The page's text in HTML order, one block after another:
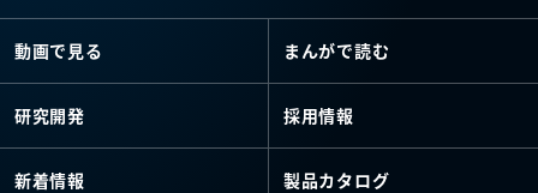
動画で見る まんがで読む
研究開発 採用情報
新着情報 製品カタログ